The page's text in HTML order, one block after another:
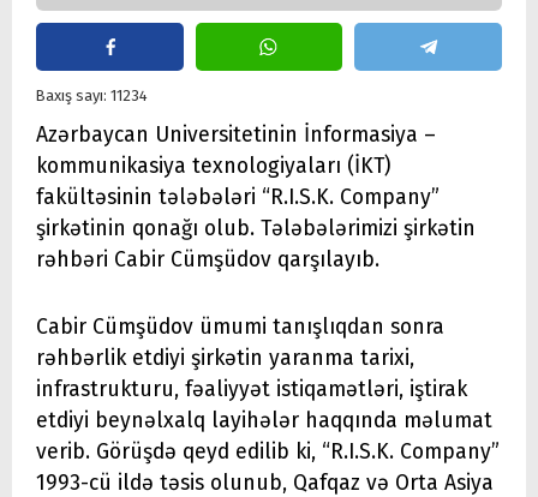
Baxış sayı: 11234
Azərbaycan Universitetinin İnformasiya –
kommunikasiya texnologiyaları (İKT)
fakültəsinin tələbələri “R.I.S.K. Company”
şirkətinin qonağı olub. Tələbələrimizi şirkətin
rəhbəri Cabir Cümşüdov qarşılayıb.
Cabir Cümşüdov ümumi tanışlıqdan sonra
rəhbərlik etdiyi şirkətin yaranma tarixi,
infrastrukturu, fəaliyyət istiqamətləri, iştirak
etdiyi beynəlxalq layihələr haqqında məlumat
verib. Görüşdə qeyd edilib ki, “R.I.S.K. Company”
1993-cü ildə təsis olunub, Qafqaz və Orta Asiya